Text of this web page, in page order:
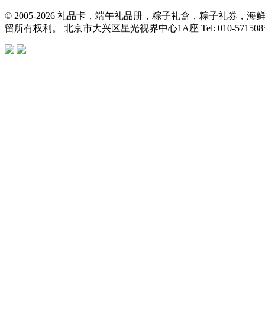
© 2005-2026 礼品卡，端午礼品册，粽子礼盒，粽子礼券，
留所有权利。 北京市大兴区星光视界中心1A座 Tel: 010-